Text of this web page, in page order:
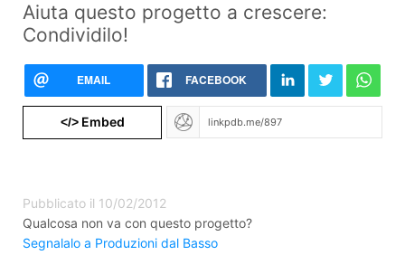
Aiuta questo progetto a crescere:
Condividilo!
EMAIL FACEBOOK
</>Embed
Pubblicato il 10/02/2012
Qualcosa non va con questo progetto?
Segnalalo a Produzioni dal Basso